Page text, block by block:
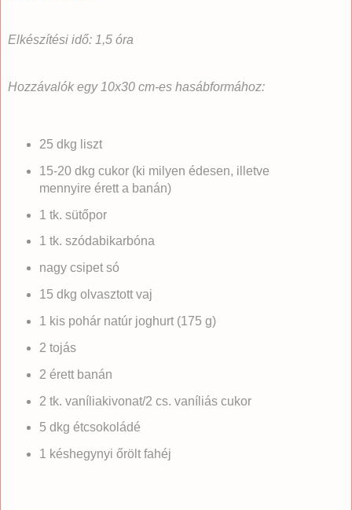
Elkészítési idő: 1,5 óra
Hozzávalók egy 10x30 cm-es hasábformához:
25 dkg liszt
15-20 dkg cukor (ki milyen édesen, illetve
mennyire érett a banán)
1 tk. sütőpor
1 tk. szódabikarbóna
nagy csipet só
15 dkg olvasztott vaj
1 kis pohár natúr joghurt (175 g)
2 tojás
2 érett banán
2 tk. vaníliakivonat/2 cs. vaníliás cukor
5 dkg étcsokoládé
1 késhegynyi őrölt fahéj